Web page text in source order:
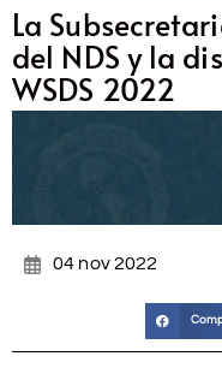
La
del NDS y la
WSDS 2022
04 nov 2022